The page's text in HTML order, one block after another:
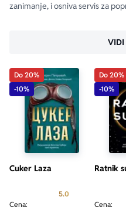
zanimanje, i osniva servis za
VIDI
Do 20%
-10%
Cuker Laza
5.0 Prosecna ocena
Cena:
Do 20%
-10%
Ratnik
Cena: